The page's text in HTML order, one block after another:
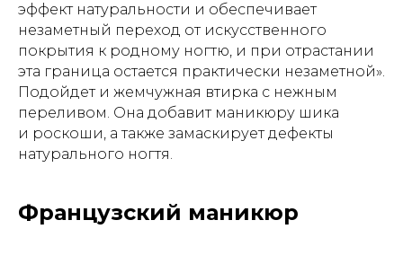
эффект натуральности и обеспечивает
незаметный переход от искусственного
покрытия к родному ногтю, и при отрастании
эта граница остается практически незаметной».
Подойдет и жемчужная втирка с нежным
переливом. Она добавит маникюру шика
и роскоши, а также замаскирует дефекты
натурального ногтя.
Французский маникюр